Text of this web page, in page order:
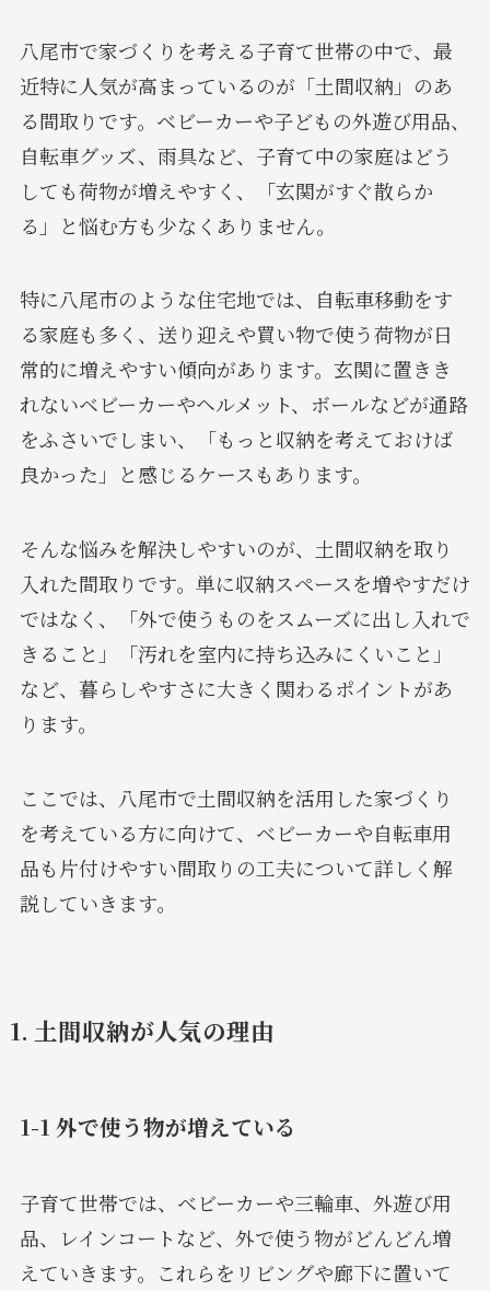
八尾市で家づくりを考える子育て世帯の中で、最
近特に人気が高まっているのが「土間収納」のあ
る間取りです。ベビーカーや子どもの外遊び用品、
自転車グッズ、雨具など、子育て中の家庭はどう
しても荷物が増えやすく、「玄関がすぐ散らか
る」と悩む方も少なくありません。
特に八尾市のような住宅地では、自転車移動をす
る家庭も多く、送り迎えや買い物で使う荷物が日
常的に増えやすい傾向があります。玄関に置きき
れないベビーカーやヘルメット、ボールなどが通路
をふさいでしまい、「もっと収納を考えておけば
良かった」と感じるケースもあります。
そんな悩みを解決しやすいのが、土間収納を取り
入れた間取りです。単に収納スペースを増やすだけ
ではなく、「外で使うものをスムーズに出し入れで
きること」「汚れを室内に持ち込みにくいこと」
など、暮らしやすさに大きく関わるポイントがあ
ります。
ここでは、八尾市で土間収納を活用した家づくり
を考えている方に向けて、ベビーカーや自転車用
品も片付けやすい間取りの工夫について詳しく解
説していきます。
1. 土間収納が人気の理由
1-1 外で使う物が増えている
子育て世帯では、ベビーカーや三輪車、外遊び用
品、レインコートなど、外で使う物がどんどん増
えていきます。これらをリビングや廊下に置いて